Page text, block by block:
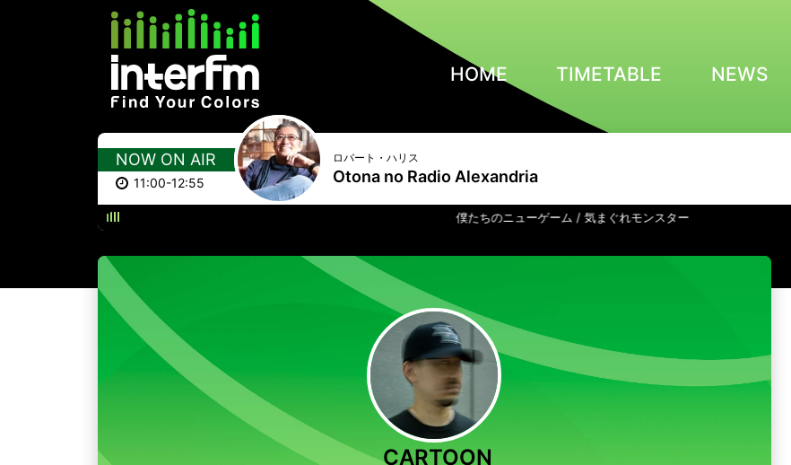
HOME TIMETABLE NEWS
NOW ON AIR
11:00-12:55
ロバート・ハリス
Otona no Radio Alexandria
僕たちのニューゲーム / 気まぐれモンスター
CARTOON